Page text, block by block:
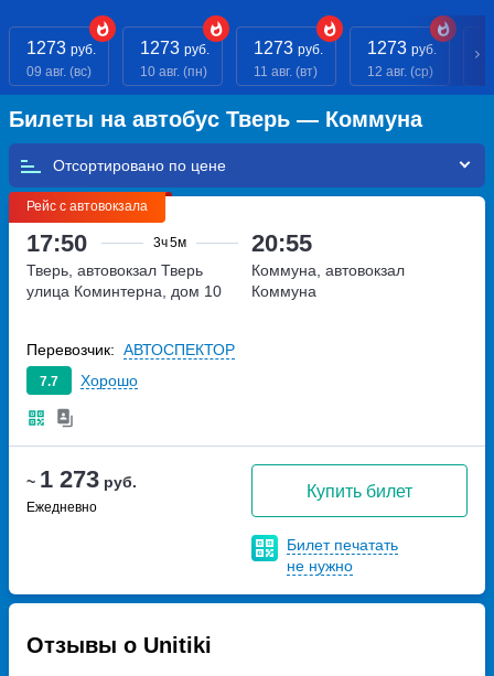
1273 руб.
09 авг. (вс)
1273 руб.
10 авг. (пн)
1273 руб.
11 авг. (вт)
1273 руб.
12 авг. (ср)
Билеты на автобус Тверь — Коммуна
Отсортировано по
Рейс с автовокзала
17:50 3ч5м 20:55
~ 1 273 руб.
Ежедневно
Купить билет
Билет печатать
не нужно
Тверь, автовокзал Тверь
улица Коминтерна, дом 10
Коммуна, автовокзал
Коммуна
7.7 Хорошо
Перевозчик: АВТОСПЕКТОР
Отзывы о Unitiki